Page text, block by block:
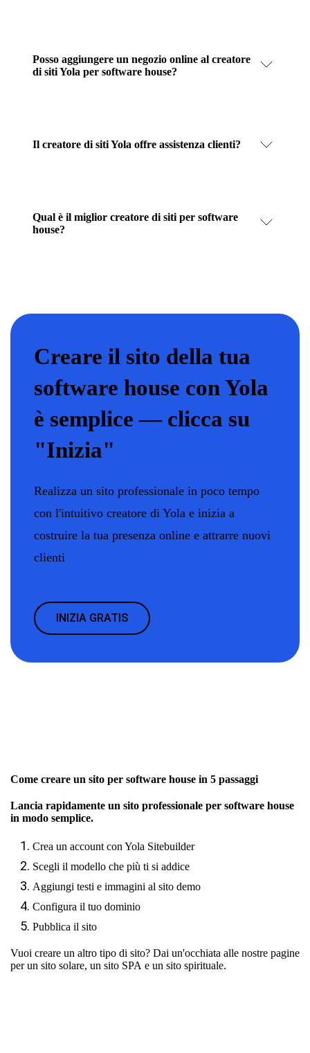
Posso aggiungere un negozio online al creatore
di siti Yola per software house?
Il creatore di siti Yola offre assistenza clienti?
Qual è il miglior creatore di siti per software
house?
Creare il sito della tua
software house con Yola
è semplice — clicca su
"Inizia"
Realizza un sito professionale in poco tempo
con l'intuitivo creatore di Yola e inizia a
costruire la tua presenza online e attrarre nuovi
clienti
INIZIA GRATIS
Come creare un sito per software house in 5 passaggi
Lancia rapidamente un sito professionale per software house
in modo semplice.
Crea un account con Yola Sitebuilder
Scegli il modello che più ti si addice
Aggiungi testi e immagini al sito demo
Configura il tuo dominio
Pubblica il sito
Vuoi creare un altro tipo di sito? Dai un'occhiata alle nostre pagine
perun sito solare, un sito SPA e un sito spirituale.